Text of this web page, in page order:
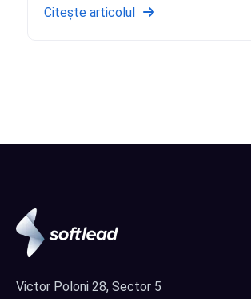
Citește articolul
Victor Poloni 28, Sector 5